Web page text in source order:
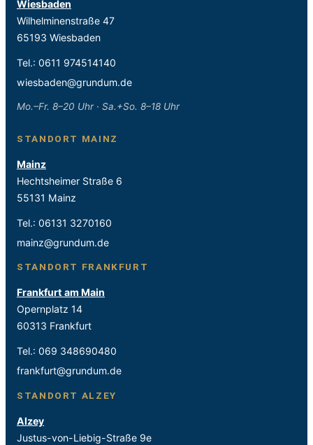
Wiesbaden
Wilhelminenstraße 47
65193 Wiesbaden
Tel.: 0611 974514140
wiesbaden@grundum.de
Mo.–Fr. 8–20 Uhr · Sa.+So. 8–18 Uhr
STANDORT MAINZ
Mainz
Hechtsheimer Straße 6
55131 Mainz
Tel.: 06131 3270160
mainz@grundum.de
STANDORT FRANKFURT
Frankfurt am Main
Opernplatz 14
60313 Frankfurt
Tel.: 069 348690480
frankfurt@grundum.de
STANDORT ALZEY
Alzey
Justus-von-Liebig-Straße 9e